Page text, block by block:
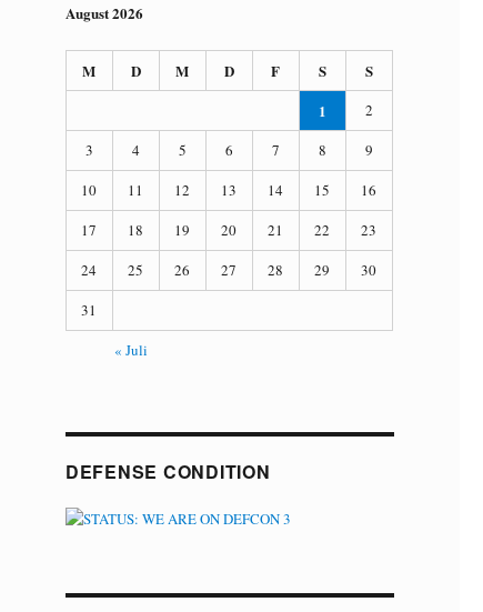
August 2026
M D M D F S
S
1
2
3
4 5 6 7 8
9
10
11 12 13 14 15
16
17
18 19 20 21 22
23
24
25 26 27 28 29
30
31
« Juli
DEFENSE CONDITION